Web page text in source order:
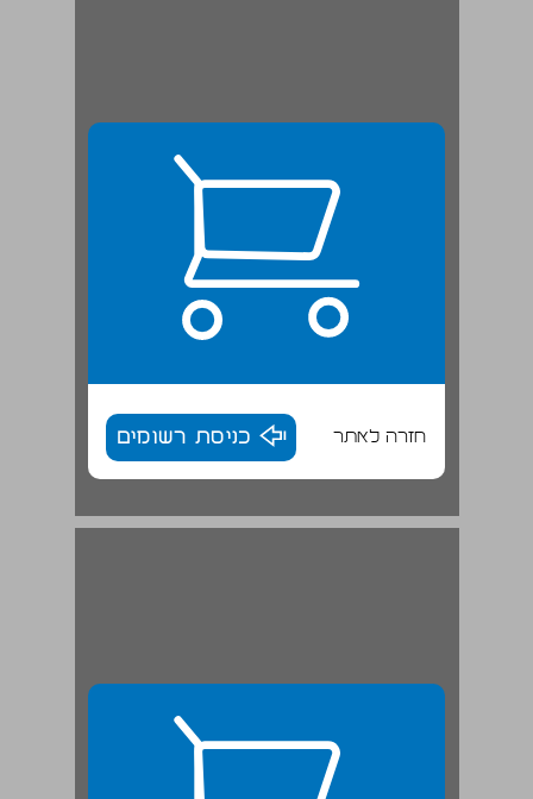
חזרה לאתר כניסת רשומים